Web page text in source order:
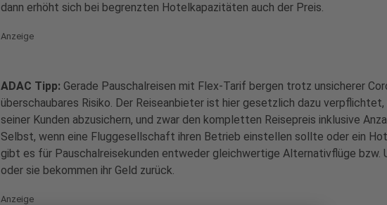
dann erhöht sich bei begrenzten Hotelkapazitäten auch der Preis.
Anzeige
ADAC Tipp: Gerade Pauschalreisen mit Flex-Tarif bergen trotz unsicherer
überschaubares Risiko. Der Reiseanbieter ist hier gesetzlich dazu verpflichtet,
seiner Kunden abzusichern, und zwar den kompletten Reisepreis inklusive
Selbst, wenn eine Fluggesellschaft ihren Betrieb einstellen sollte oder ein
gibt es für Pauschalreisekunden entweder gleichwertige Alternativflüge bzw.
oder sie bekommen ihr Geld zurück.
Anzeige